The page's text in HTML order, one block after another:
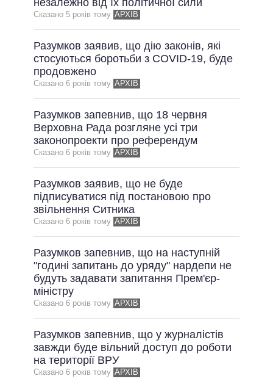
незалежно від їх політичної сили
Сказано 5 рокiв тому АРХІВ
Разумков заявив, що дію законів, які
стосуються боротьби з COVID-19, буде
продовжено
Сказано 6 рокiв тому АРХІВ
Разумков запевнив, що 18 червня
Верховна Рада розгляне усі три
законопроекти про референдум
Сказано 6 рокiв тому АРХІВ
Разумков заявив, що не буде
підписуватися під постановою про
звільнення Ситника
Сказано 6 рокiв тому АРХІВ
Разумков запевнив, що на наступній
"годині запитань до уряду" нардепи не
будуть задавати запитання Прем'єр-
міністру
Сказано 6 рокiв тому АРХІВ
Разумков запевнив, що у журналістів
завжди буде вільний доступ до роботи
на території ВРУ
Сказано 6 рокiв тому АРХІВ